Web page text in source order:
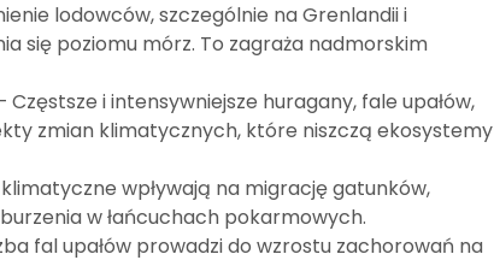
lodowców, szczególnie na Grenlandii i
się poziomu mórz. To zagraża nadmorskim
Częstsze i intensywniejsze huragany, fale upałów,
zmian klimatycznych, które niszczą ekosystemy
wpływają na migrację gatunków,
w łańcuchach pokarmowych.
fal upałów prowadzi do wzrostu zachorowań na